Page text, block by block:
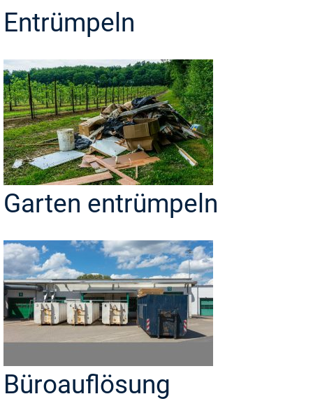
Entrümpeln
Garten entrümpeln
Büroauflösung